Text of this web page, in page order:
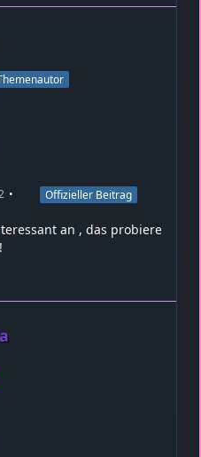
Offizieller Beitrag
an , das probiere